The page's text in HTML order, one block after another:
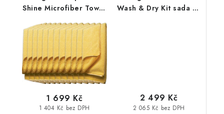
Shine Microfiber Towel
mikrovláknová utěrka
1 404 Kč bez DPH
1 699 Kč
Wash & Dry Kit sada na
2 065 Kč bez DPH
2 499 Kč